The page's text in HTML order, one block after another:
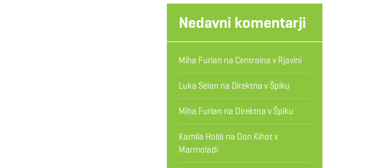
Nedavni komentarji
Miha Furlan na Centralna v Rjavini
Luka Selan na Direktna v Špiku
Miha Furlan na Direktna v Špiku
Kamila Hollá na Don Kihot v
Marmoladi